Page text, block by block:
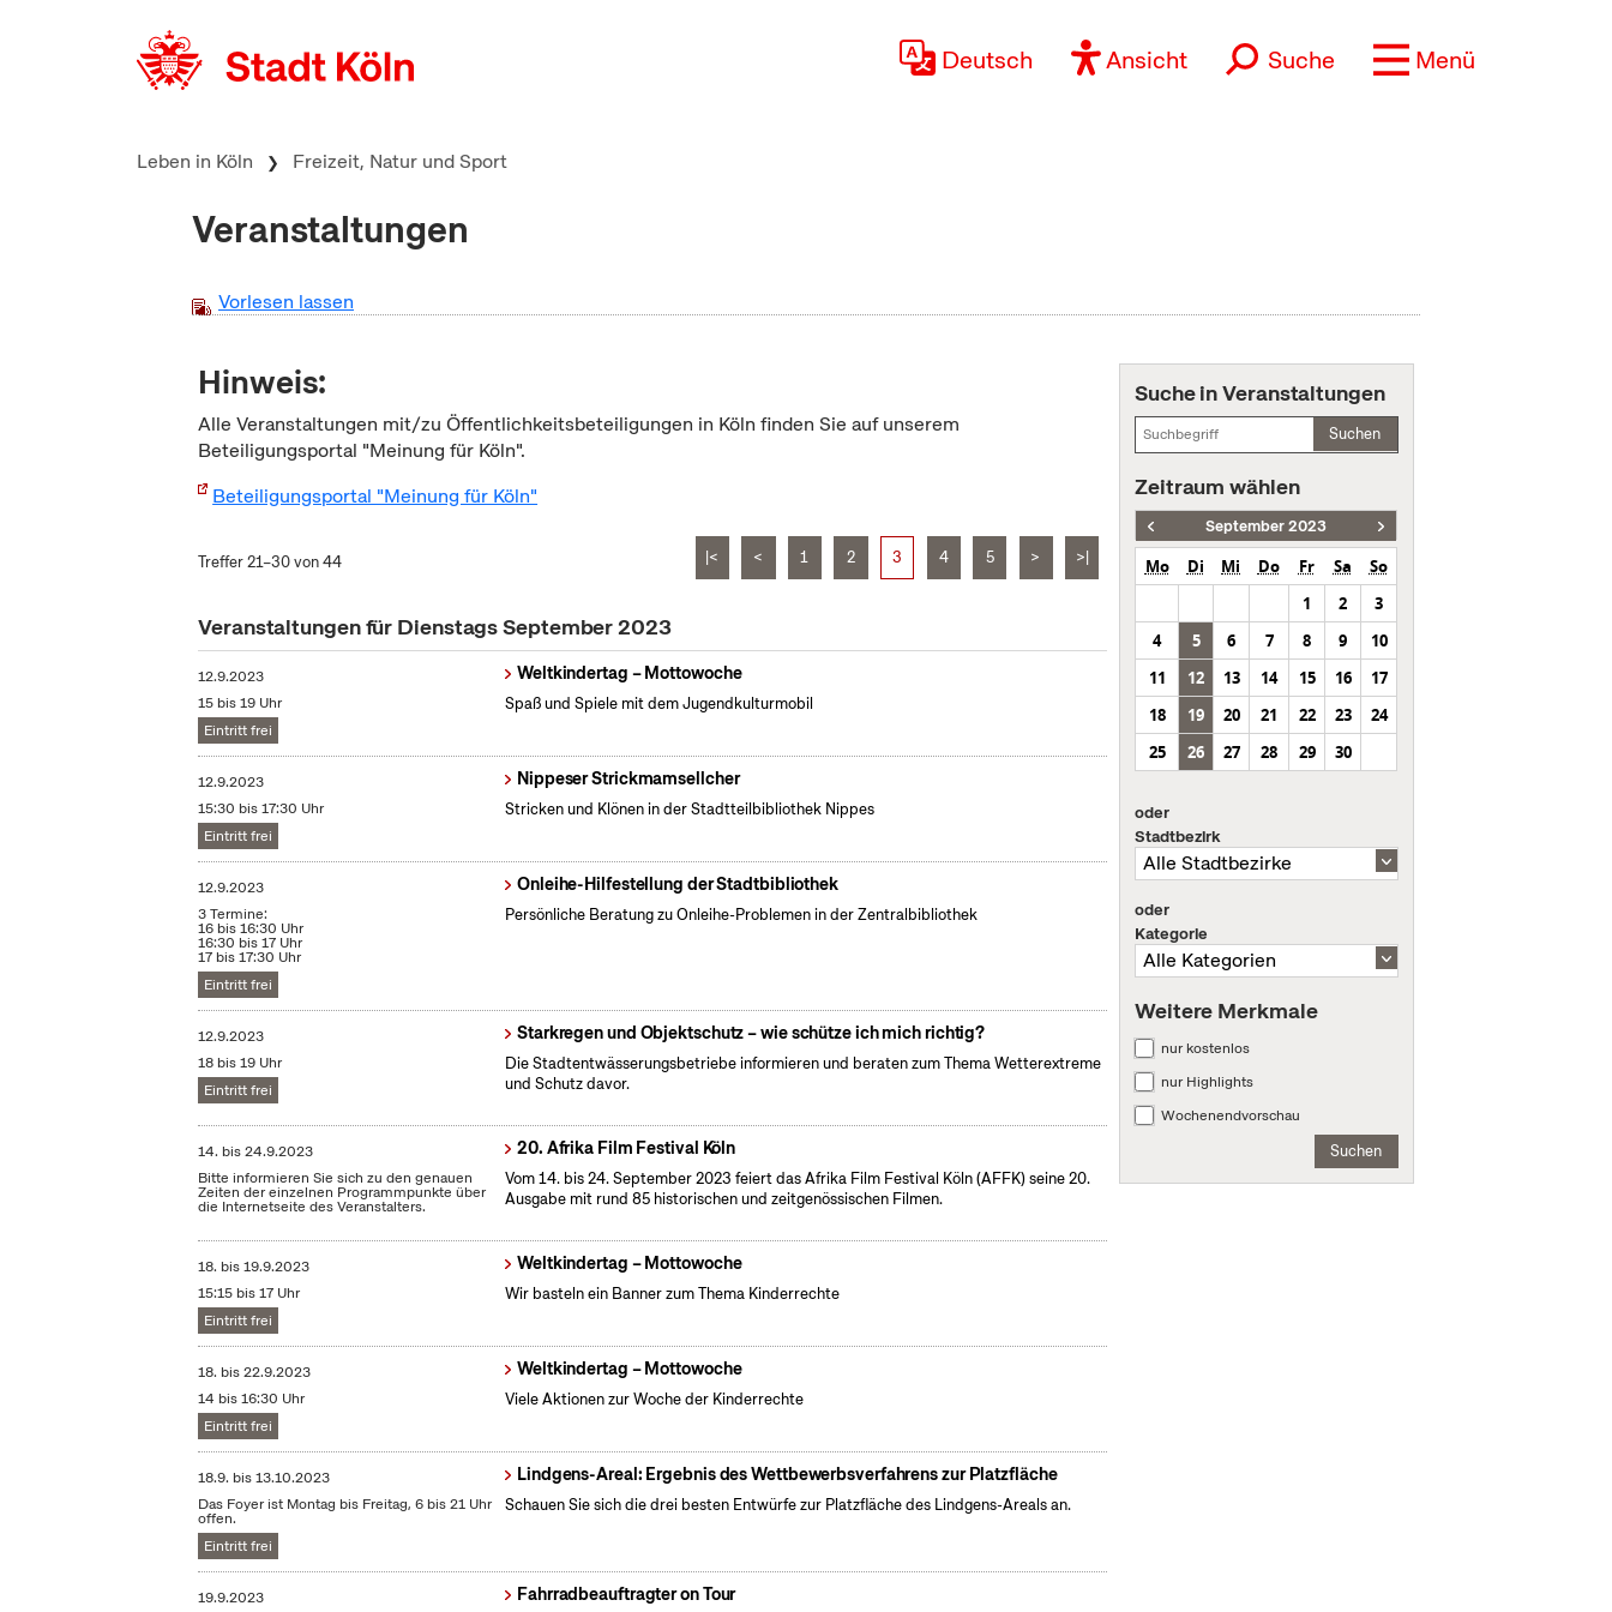
Deutsch Ansicht Suche Menü
Leben in Köln Freizeit, Natur und Sport
Veranstaltungen
Vorlesen lassen
Hinweis:
Alle Veranstaltungen mit/zu Öffentlichkeitsbeteiligungen in Köln finden Sie auf unserem
Beteiligungsportal "Meinung für Köln".
Beteiligungsportal "Meinung für Köln"
Treffer 21–30 von 44 |< < 1 2 3 4 5 > >|
Veranstaltungen für Dienstags September 2023
12.9.2023
15 bis 19 Uhr
Eintritt frei
Weltkindertag – Mottowoche
Spaß und Spiele mit dem Jugendkulturmobil
12.9.2023
15:30 bis 17:30 Uhr
Eintritt frei
Nippeser Strickmamsellcher
Stricken und Klönen in der Stadtteilbibliothek Nippes
12.9.2023
3 Termine:
16 bis 16:30 Uhr
16:30 bis 17 Uhr
17 bis 17:30 Uhr
Eintritt frei
Onleihe-Hilfestellung der Stadtbibliothek
Persönliche Beratung zu Onleihe-Problemen in der Zentralbibliothek
12.9.2023
18 bis 19 Uhr
Eintritt frei
Starkregen und Objektschutz – wie schütze ich mich richtig?
Die Stadtentwässerungsbetriebe informieren und beraten zum Thema Wetterextreme
und Schutz davor.
14. bis24.9.2023
Bitte informieren Sie sich zu den genauen
Zeiten der einzelnen Programmpunkte über
die Internetseite des Veranstalters.
20. Afrika Film Festival Köln
Vom 14. bis 24. September 2023 feiert das Afrika Film Festival Köln (AFFK) seine 20.
Ausgabe mit rund 85 historischen und zeitgenössischen Filmen.
18. bis19.9.2023
15:15 bis 17 Uhr
Eintritt frei
Weltkindertag – Mottowoche
Wir basteln ein Banner zum Thema Kinderrechte
18. bis22.9.2023
14 bis 16:30 Uhr
Eintritt frei
Weltkindertag – Mottowoche
Viele Aktionen zur Woche der Kinderrechte
18.9. bis13.10.2023
Das Foyer ist Montag bis Freitag, 6 bis 21 Uhr
offen.
Eintritt frei
Lindgens-Areal: Ergebnis des Wettbewerbsverfahrens zur Platzfläche
Schauen Sie sich die drei besten Entwürfe zur Platzfläche des Lindgens-Areals an.
19.9.2023 Fahrradbeauftragter on Tour
Suche in Veranstaltungen
Suchen
Zeitraum wählen
September 2023
Mo Di Mi Do Fr Sa
So
1
2
3
4
5 6 7 8 9
10
11
12 13 14 15 16
17
18
19 20 21 22 23
24
25
26 27 28 29 30
oder
Stadtbezirk
oder
Kategorie
Weitere Merkmale
nur kostenlos
nur Highlights
Wochenendvorschau
Suchen